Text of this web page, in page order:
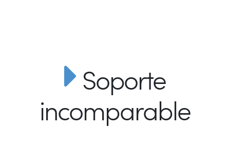
Soporte
incomparable